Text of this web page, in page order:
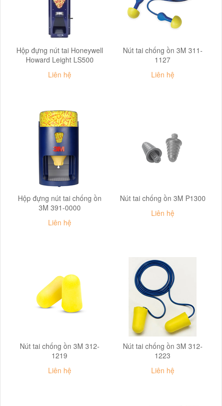
Hộp đựng nút tai Honeywell
Howard Leight LS500
Liên hệ
Nút tai chống ồn 3M 311-
1127
Liên hệ
Hộp đựng nút tai chống ồn
3M 391-0000
Liên hệ
Nút tai chống ồn 3M P1300
Liên hệ
Nút tai chống ồn 3M 312-
1219
Liên hệ
Nút tai chống ồn 3M 312-
1223
Liên hệ